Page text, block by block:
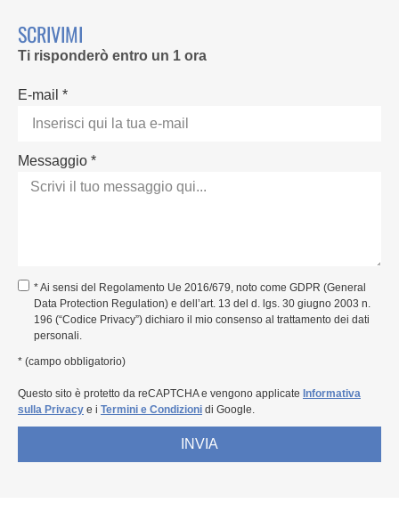
SCRIVIMI
Ti risponderò entro un 1 ora
E-mail *
Messaggio *
* Ai sensi del Regolamento Ue 2016/679, noto come GDPR (General
Data Protection Regulation) e dell’art. 13 del d. lgs. 30 giugno 2003 n.
196 (“Codice Privacy”) dichiaro il mio consenso al trattamento dei dati
personali.
* (campo obbligatorio)
Questo sito è protetto da reCAPTCHA e vengono applicate Informativa
sulla Privacy e i Termini e Condizioni di Google.
INVIA